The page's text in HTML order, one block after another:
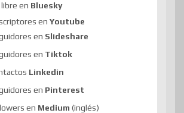
en Bluesky
en Youtube
en Slideshare
en Tiktok
Linkedin
en Pinterest
en Medium (inglés)